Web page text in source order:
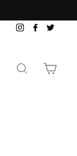
InstagramFacebook
ログイン 検索で探す